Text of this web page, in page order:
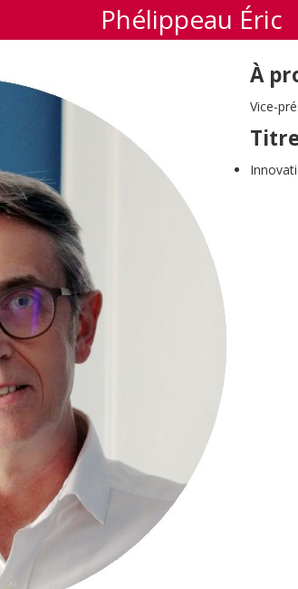
Phélippeau Éric
À
Vice-